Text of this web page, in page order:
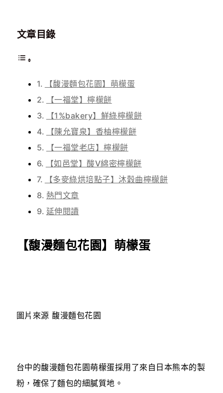
文章目錄
【馥漫麵包花園】萌檬蛋
【一福堂】檸檬餅
【1%bakery】鮮綠檸檬餅
【陳允寶泉】香柚檸檬餅
【一福堂老店】檸檬餅
【如邑堂】酸V綿密檸檬餅
【多麥綠烘培點子】沐穀曲檸檬餅
熱門文章
延伸閱讀
【馥漫麵包花園】萌檬蛋
圖片來源 馥漫麵包花園
台中的馥漫麵包花園萌檬蛋採用了來自日本熊本的製
粉，確保了麵包的細膩質地。